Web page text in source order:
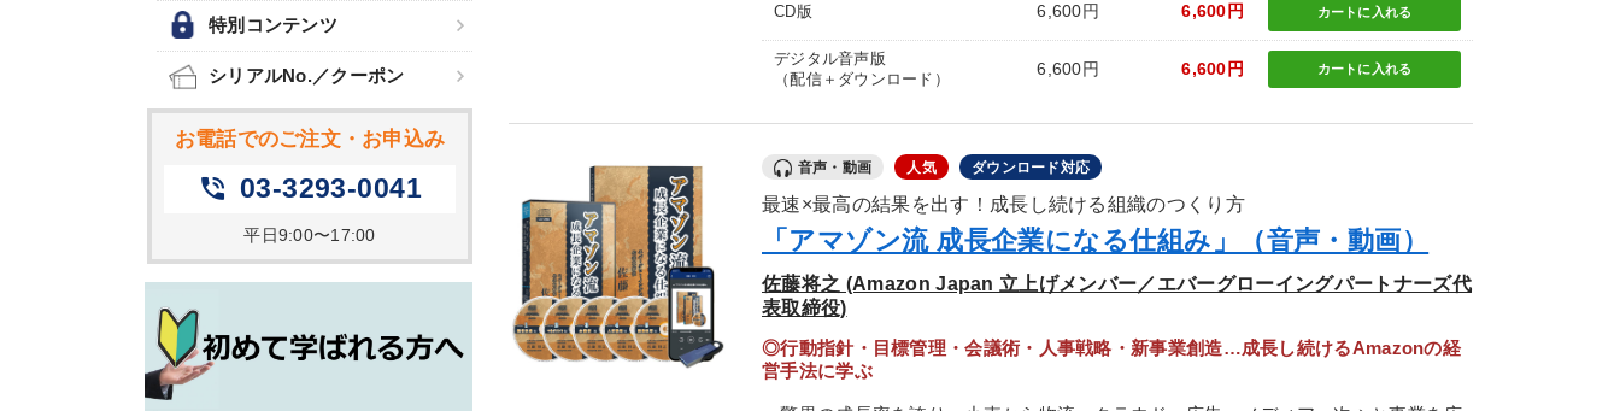
特別コンテンツ
シリアルNo.／クーポン
お電話でのご注文・お申込み
phone_in_talk 03-3293-0041
平日9:00〜17:00
CD版 6,600円 6,600円 カートに 入れる
デジタル音声版
（配信＋ダウンロード）
6,600円 6,600円 カートに 入れる
音声・動画 人気 ダウンロード対応
最速×最高の結果を出す！成長し続ける組織のつくり方
「アマゾン流 成長企業になる仕組み」（音声・動画）
佐藤将之 (Amazon Japan 立上げメンバー／エバーグローイングパートナーズ代
表取締役)
◎行動指針・目標管理・会議術・人事戦略・新事業創造…成長し続けるAmazonの経
営手法に学ぶ